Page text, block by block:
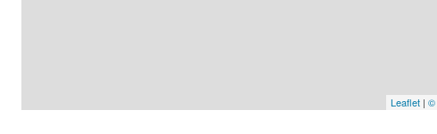
Leaflet | ©